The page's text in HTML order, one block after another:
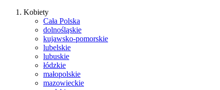
Kobiety
Cała Polska
dolnośląskie
kujawsko-pomorskie
lubelskie
lubuskie
łódzkie
małopolskie
mazowieckie